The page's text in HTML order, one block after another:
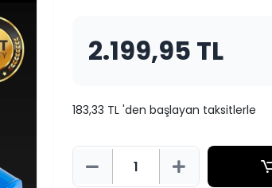
2.199,95 TL
183,33 TL 'den başlayan taksitlerle